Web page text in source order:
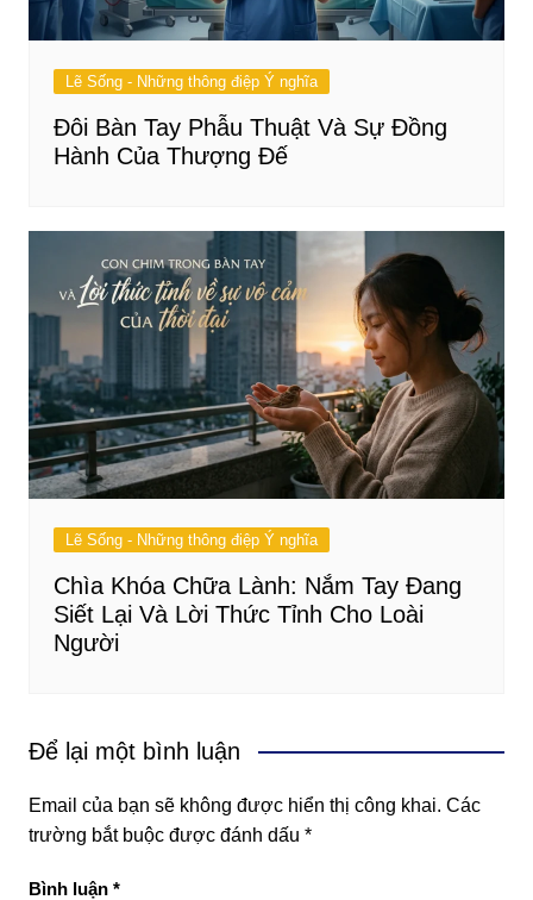
Lẽ Sống - Những thông điệp Ý nghĩa
Đôi Bàn Tay Phẫu Thuật Và Sự Đồng
Hành Của Thượng Đế
Lẽ Sống - Những thông điệp Ý nghĩa
Chìa Khóa Chữa Lành: Nắm Tay Đang
Siết Lại Và Lời Thức Tỉnh Cho Loài
Người
Để lại một bình luận
Email của bạn sẽ không được hiển thị công khai. Các
trường bắt buộc được đánh dấu *
Bình luận *